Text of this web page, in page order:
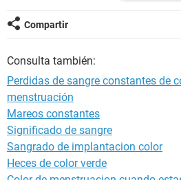
realizar o con que especialista debo
Compartir
Consulta también:
Perdidas de sangre constantes de
menstruación
Mareos constantes
Significado de sangre
Sangrado de implantacion color
Heces de color verde